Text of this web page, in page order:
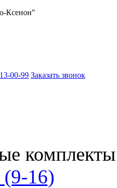
Ксенон"
00-99 Заказать звонок
комплекты
(9-16)